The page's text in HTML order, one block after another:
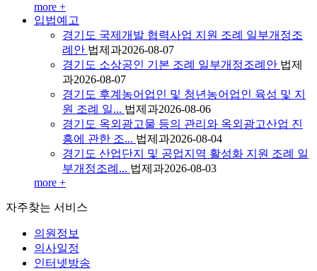
more +
입법예고
경기도 국제개발 협력사업 지원 조례 일부개정조
례안 법제과2026-08-07
경기도 소상공인 기본 조례 일부개정조례안 법제
과2026-08-07
경기도 후계농어업인 및 청년농어업인 육성 및 지
원 조례 일... 법제과2026-08-06
경기도 옥외광고물 등의 관리와 옥외광고산업 진
흥에 관한 조... 법제과2026-08-04
경기도 산업단지 및 공업지역 활성화 지원 조례 일
부개정조례... 법제과2026-08-03
more +
자주찾는 서비스
의원정보
의사일정
인터넷방송